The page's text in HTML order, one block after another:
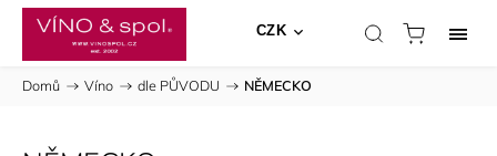
CZK
Domů / Víno / dle PŮVODU / NĚMECKO